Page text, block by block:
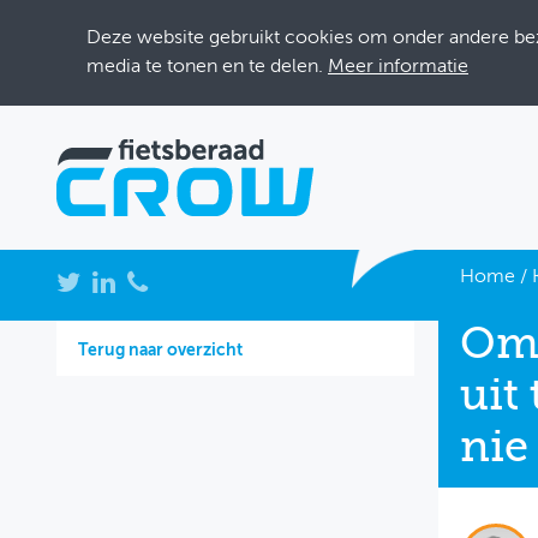
Deze website gebruikt cookies om onder andere
media te tonen en te delen. Meer informatie
NIEUWS
BIJEENKOMSTEN
Home /
Terug naar overzicht
uit
nie